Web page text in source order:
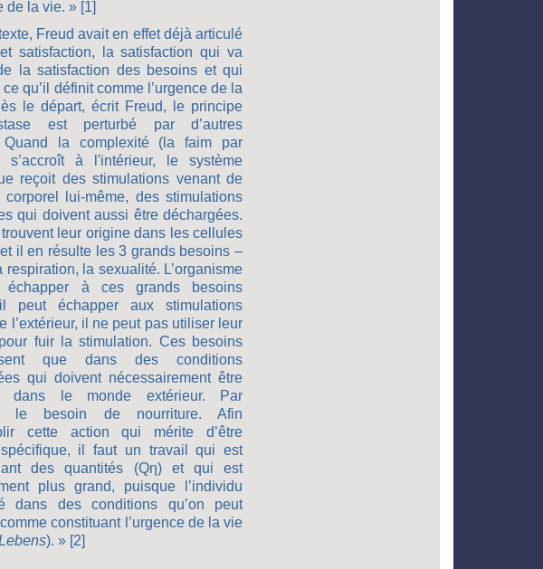
de la vie. » [1]
Freud avait en effet déjà articulé
satisfaction, la satisfaction qui va
la satisfaction des besoins et qui
qu’il définit comme l’urgence de la
le départ, écrit Freud, le principe
est perturbé par d’autres
Quand la complexité (la faim par
s’accroît à l'intérieur, le système
reçoit des stimulations venant de
corporel lui-même, des stimulations
qui doivent aussi être déchargées.
leur origine dans les cellules
il en résulte les 3 grands besoins –
respiration, la sexualité. L’organisme
à ces grands besoins
peut échapper aux stimulations
l’extérieur, il ne peut pas utiliser leur
fuir la stimulation. Ces besoins
que dans des conditions
qui doivent nécessairement être
dans le monde extérieur. Par
le besoin de nourriture. Afin
cette action qui mérite d’être
il faut un travail qui est
des quantités (Qη) et qui est
plus grand, puisque l’individu
dans des conditions qu’on peut
constituant l’urgence de la vie
). » [2]